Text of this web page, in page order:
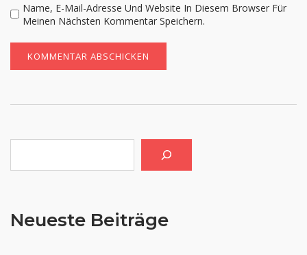
Name, E-Mail-Adresse Und Website In Diesem Browser Für
Meinen Nächsten Kommentar Speichern.
Neueste Beiträge